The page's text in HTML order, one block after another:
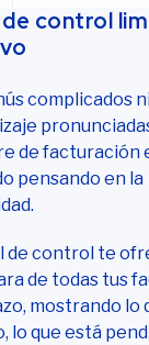
de control
complicados
de facturación
pensando en la
de control te
de todas tus
mostrando lo
lo que está